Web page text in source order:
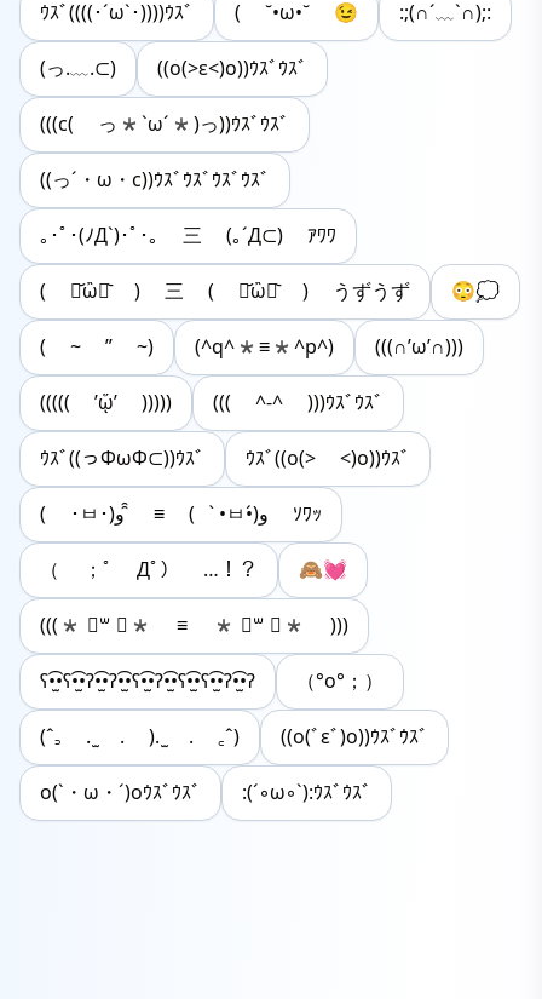
ｳｽﾞ((((･´ω`･))))ｳｽﾞ ( ˘•ω•˘ 😉 :;(∩´﹏`∩);:
(っ.﹏.⊂) ((o(>ε<)o))ｳｽﾞｳｽﾞ
(((c( っ*`ω´*)っ))ｳｽﾞｳｽﾞ
((っ´・ω・c))ｳｽﾞｳｽﾞｳｽﾞｳｽﾞ
｡･ﾟ･(ﾉД`)･ﾟ･｡ 三 (｡´Д⊂) ｱﾜﾜ
( ･᷄ὢ･᷅ ) 三 ( ･᷄ὢ･᷅ ) うずうず 😳💭
( ~ ” ~) (^q^*≡*^p^) (((∩’ω’∩)))
((((( ’ᾥ’ ))))) ((( ^-^ )))ｳｽﾞｳｽﾞ
ｳｽﾞ((っΦωΦ⊂))ｳｽﾞ ｳｽﾞ((o(> <)o))ｳｽﾞ
( ･ㅂ･)و ̑̑ ≡ ( •̀ㅂ•́)و ｿﾜｯ
（ ；ﾟ Дﾟ） …！？ 🙈💓
(((* ॑꒳ ॑* ≡ * ॑꒳ ॑* )))
ʕ•̫͡•ʕ•̫͡•ʔ•̫͡•ʔ•̫͡•ʕ•̫͡•ʔ•̫͡•ʕ•̫͡•ʕ•̫͡•ʔ•̫͡•ʔ （°o°；）
(ˆ꜆ . ̫ . ). ̫ . ꜀ˆ) ((o(ﾞεﾞ)o))ｳｽﾞｳｽﾞ
o(`・ω・´)oｳｽﾞｳｽﾞ :(ˊ◦ω◦ˋ):ｳｽﾞｳｽﾞ